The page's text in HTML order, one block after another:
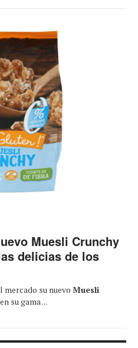
Muesli Crunchy
delicias de los
mercado su nuevo Muesli
su gama ...